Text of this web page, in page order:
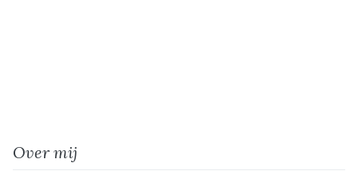
Over mij